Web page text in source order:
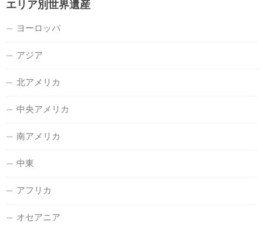
エリア別世界遺産
ヨーロッパ
アジア
北アメリカ
中央アメリカ
南アメリカ
中東
アフリカ
オセアニア